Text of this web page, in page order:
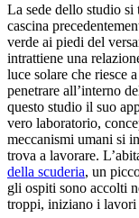
La sede dello studio
cascina
verde ai piedi del
intrattiene una
luce solare che riesce
penetrare all’interno
questo studio il suo
vero laboratorio,
meccanismi umani si
trova a lavorare.
della scuderia, un
gli ospiti sono accolti
troppi, iniziano i lavori